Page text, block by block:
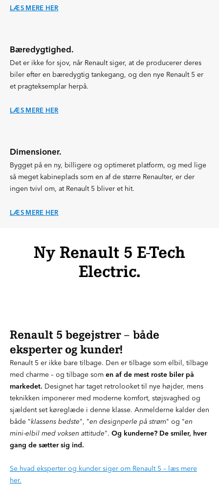
LÆS MERE HER
Bæredygtighed.
Det er ikke for sjov, når Renault siger, at de producerer deres
biler efter en bæredygtig tankegang, og den nye Renault 5 er
et pragteksemplar herpå.
LÆS MERE HER
Dimensioner.
Bygget på en ny, billigere og optimeret platform, og med lige
så meget kabineplads som en af de større Renaulter, er der
ingen tvivl om, at Renault 5 bliver et hit.
LÆS MERE HER
Ny Renault 5 E-Tech
Electric.
Renault 5 begejstrer – både
eksperter og kunder!
Renault 5 er ikke bare tilbage. Den er tilbage som elbil, tilbage
med charme – og tilbage som en af de mest roste biler på
markedet. Designet har taget retrolooket til nye højder, mens
teknikken imponerer med moderne komfort, støjsvaghed og
sjældent set køreglæde i denne klasse. Anmelderne kalder den
både "klassens bedste", "en designperle på strøm" og "en
mini-elbil med voksen attitude". Og kunderne? De smiler, hver
gang de sætter sig ind.
Se hvad eksperter og kunder siger om Renault 5 – læs mere
her.